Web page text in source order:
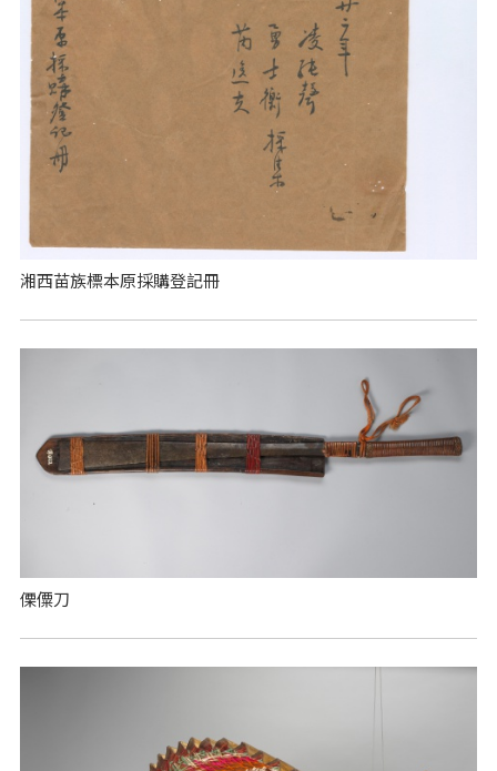
湘西苗族標本原採購登記冊
傈僳刀